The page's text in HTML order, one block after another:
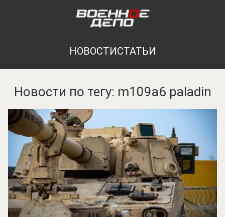
НОВОСТИСТАТЬИ
Новости по тегу: m109a6 paladin